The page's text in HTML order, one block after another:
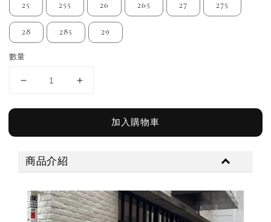
25 255 26 265 27 275
28 285 29
數量
加入購物車
商品介紹